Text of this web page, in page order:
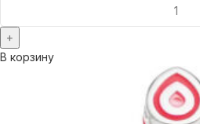
В корзину